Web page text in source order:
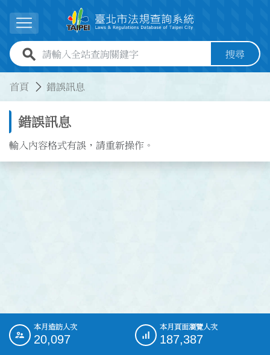
展開選單
全站查詢關鍵字欄位 搜尋
首頁 錯誤訊息
錯誤訊息
輸入內容格式有誤，請重新操作。
::: 本月造訪人次
20,097
本月頁面瀏覽人次
187,387